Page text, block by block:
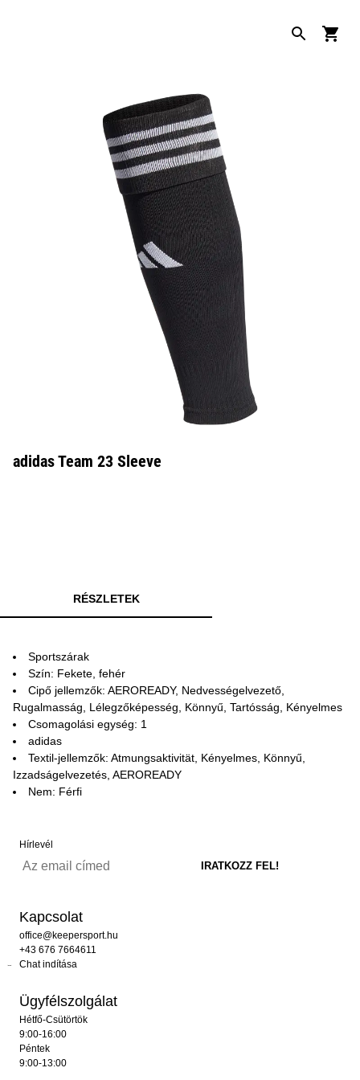
adidas Team 23 Sleeve
RÉSZLETEK
Sportszárak
Szín: Fekete, fehér
Cipő jellemzők: AEROREADY, Nedvességelvezető,
Rugalmasság, Lélegzőképesség, Könnyű, Tartósság, Kényelmes
Csomagolási egység: 1
adidas
Textil-jellemzők: Atmungsaktivität, Kényelmes, Könnyű,
Izzadságelvezetés, AEROREADY
Nem: Férfi
Hírlevél
Kapcsolat
office@keepersport.hu
+43 676 7664611
Chat indítása
Ügyfélszolgálat
Hétfő-Csütörtök
9:00-16:00
Péntek
9:00-13:00